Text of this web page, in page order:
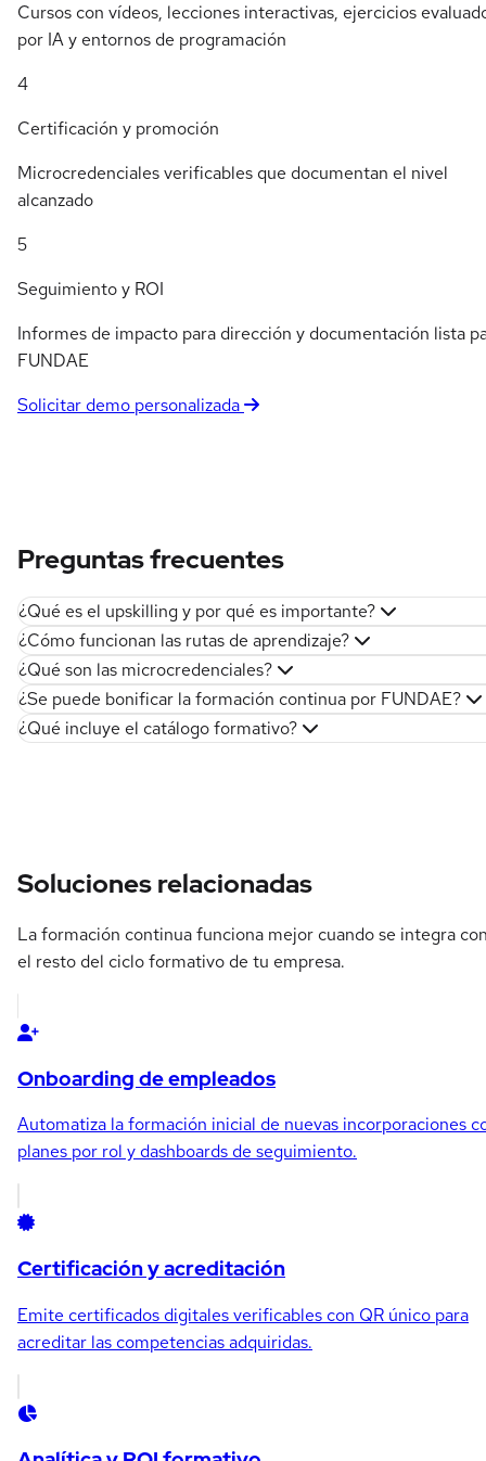
Cursos con vídeos, lecciones interactivas, ejercicios
por IA y entornos de programación
4
Certificación y promoción
Microcredenciales verificables que documentan el nivel
alcanzado
5
Seguimiento y ROI
Informes de impacto para dirección y documentación lista
FUNDAE
Solicitar demo personalizada
Preguntas frecuentes
¿Qué es el upskilling y por qué es importante?
¿Cómo funcionan las rutas de aprendizaje?
¿Qué son las microcredenciales?
¿Se puede bonificar la formación continua por FUNDAE?
¿Qué incluye el catálogo formativo?
Soluciones relacionadas
La formación continua funciona mejor cuando se integra
el resto del ciclo formativo de tu empresa.
Onboarding de empleados
Automatiza la formación inicial de nuevas incorporaciones
planes por rol y dashboards de seguimiento.
Certificación y acreditación
Emite certificados digitales verificables con QR único para
acreditar las competencias adquiridas.